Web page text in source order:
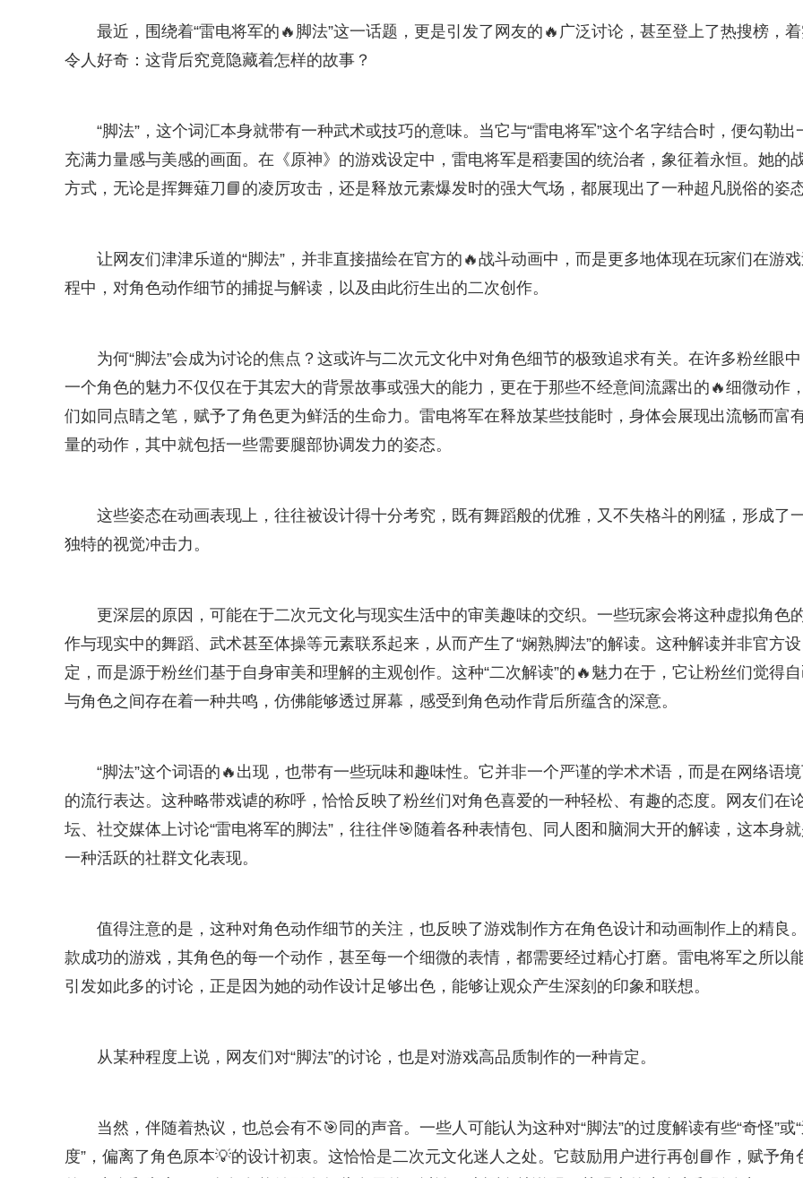
最近，围绕着“雷电将军的🔥脚法”这一话题，更是引发了网友的🔥广泛讨论，甚至登上了热搜榜，
令人好奇：这背后究竟隐藏着怎样的故事？
“脚法”，这个词汇本身就带有一种武术或技巧的意味。当它与“雷电将军”这个名字结合时，便勾勒出
充满力量感与美感的画面。在《原神》的游戏设定中，雷电将军是稻妻国的统治者，象征着永恒。她的
方式，无论是挥舞薙刀📘的凌厉攻击，还是释放元素爆发时的强大气场，都展现出了一种超凡脱俗的姿态
让网友们津津乐道的“脚法”，并非直接描绘在官方的🔥战斗动画中，而是更多地体现在玩家们在游
程中，对角色动作细节的捕捉与解读，以及由此衍生出的二次创作。
为何“脚法”会成为讨论的焦点？这或许与二次元文化中对角色细节的极致追求有关。在许多粉丝眼中
一个角色的魅力不仅仅在于其宏大的背景故事或强大的能力，更在于那些不经意间流露出的🔥细微动作
们如同点睛之笔，赋予了角色更为鲜活的生命力。雷电将军在释放某些技能时，身体会展现出流畅而富
量的动作，其中就包括一些需要腿部协调发力的姿态。
这些姿态在动画表现上，往往被设计得十分考究，既有舞蹈般的优雅，又不失格斗的刚猛，形成了
独特的视觉冲击力。
更深层的原因，可能在于二次元文化与现实生活中的审美趣味的交织。一些玩家会将这种虚拟角色
作与现实中的舞蹈、武术甚至体操等元素联系起来，从而产生了“娴熟脚法”的解读。这种解读并非官方设
定，而是源于粉丝们基于自身审美和理解的主观创作。这种“二次解读”的🔥魅力在于，它让粉丝们觉得自
与角色之间存在着一种共鸣，仿佛能够透过屏幕，感受到角色动作背后所蕴含的深意。
“脚法”这个词语的🔥出现，也带有一些玩味和趣味性。它并非一个严谨的学术术语，而是在网络语
的流行表达。这种略带戏谑的称呼，恰恰反映了粉丝们对角色喜爱的一种轻松、有趣的态度。网友们在
坛、社交媒体上讨论“雷电将军的脚法”，往往伴🎯随着各种表情包、同人图和脑洞大开的解读，这本身
一种活跃的社群文化表现。
值得注意的是，这种对角色动作细节的关注，也反映了游戏制作方在角色设计和动画制作上的精良
款成功的游戏，其角色的每一个动作，甚至每一个细微的表情，都需要经过精心打磨。雷电将军之所以
引发如此多的讨论，正是因为她的动作设计足够出色，能够让观众产生深刻的印象和联想。
从某种程度上说，网友们对“脚法”的讨论，也是对游戏高品质制作的一种肯定。
当然，伴随着热议，也总会有不🎯同的声音。一些人可能认为这种对“脚法”的过度解读有些“奇怪”或
度”，偏离了角色原本💡的设计初衷。这恰恰是二次元文化迷人之处。它鼓励用户进行再创📘作，赋予角